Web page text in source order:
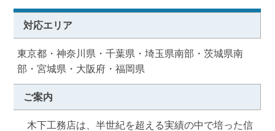
対応エリア
東京都・神奈川県・千葉県・埼玉県南部・茨城県南
部・宮城県・大阪府・福岡県
ご案内
木下工務店は、半世紀を超える実績の中で培った信